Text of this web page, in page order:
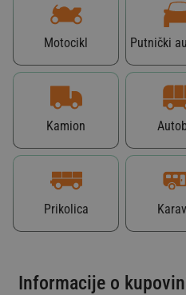
Motocikl Putnički
Kamion
Prikolica
Informacije o